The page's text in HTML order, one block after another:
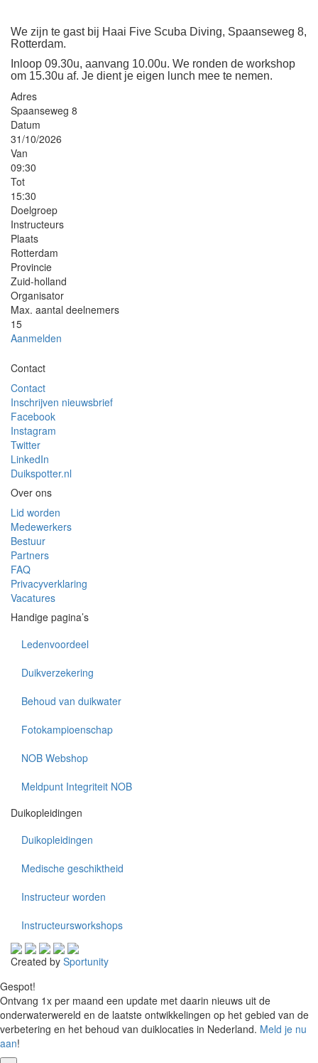
We zijn te gast bij Haai Five Scuba Diving, Spaanseweg 8,
Rotterdam.
Inloop 09.30u, aanvang 10.00u. We ronden de workshop
om 15.30u af. Je dient je eigen lunch mee te nemen.
Adres
Spaanseweg 8
Datum
31/10/2026
Van
09:30
Tot
15:30
Doelgroep
Instructeurs
Plaats
Rotterdam
Provincie
Zuid-holland
Organisator
Max. aantal deelnemers
15
Aanmelden
Contact
Contact
Inschrijven nieuwsbrief
Facebook
Instagram
Twitter
LinkedIn
Duikspotter.nl
Over ons
Lid worden
Medewerkers
Bestuur
Partners
FAQ
Privacyverklaring
Vacatures
Handige pagina’s
Ledenvoordeel
Duikverzekering
Behoud van duikwater
Fotokampioenschap
NOB Webshop
Meldpunt Integriteit NOB
Duikopleidingen
Duikopleidingen
Medische geschiktheid
Instructeur worden
Instructeursworkshops
Created by Sportunity
Gespot!
Ontvang 1x per maand een update met daarin nieuws uit de
onderwaterwereld en de laatste ontwikkelingen op het gebied van de
verbetering en het behoud van duiklocaties in Nederland. Meld je nu
aan!